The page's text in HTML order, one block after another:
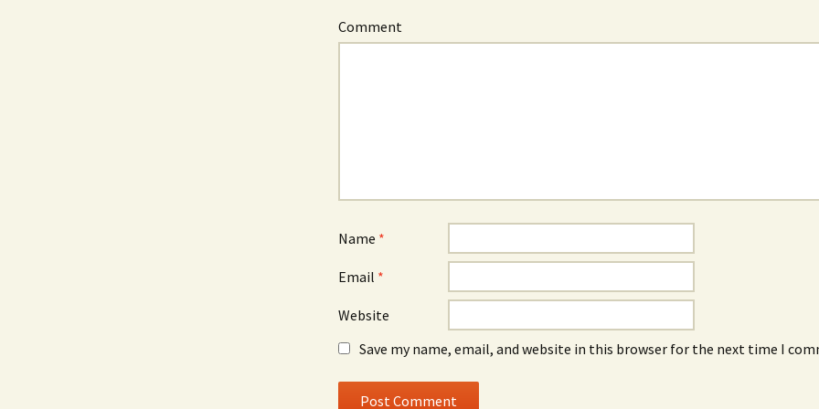
Comment
Name *
Email *
Website
Save my name, email, and website in this browser for the next time I